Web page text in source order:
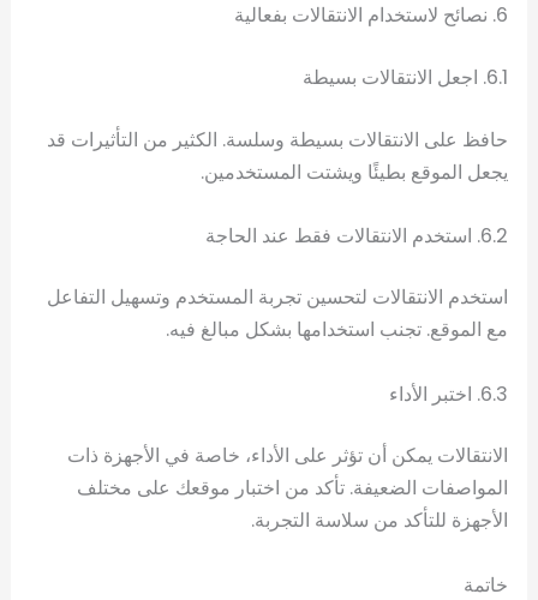
6. نصائح لاستخدام الانتقالات بفعالية
6.1. اجعل الانتقالات بسيطة
حافظ على الانتقالات بسيطة وسلسة. الكثير من التأثيرات قد
يجعل الموقع بطيئًا ويشتت المستخدمين.
6.2. استخدم الانتقالات فقط عند الحاجة
استخدم الانتقالات لتحسين تجربة المستخدم وتسهيل التفاعل
مع الموقع. تجنب استخدامها بشكل مبالغ فيه.
6.3. اختبر الأداء
الانتقالات يمكن أن تؤثر على الأداء، خاصة في الأجهزة ذات
المواصفات الضعيفة. تأكد من اختبار موقعك على مختلف
الأجهزة للتأكد من سلاسة التجربة.
خاتمة